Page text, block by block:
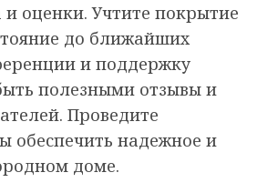
оценки. Учтите покрытие
до ближайших
и поддержку
полезными отзывы и
Проведите
обеспечить надежное и
доме.